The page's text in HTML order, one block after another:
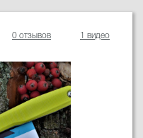
0 отзывов 1 видео